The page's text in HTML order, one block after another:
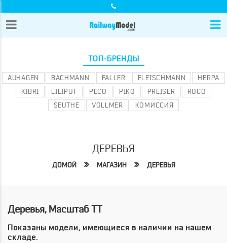
ТОП-БРЕНДЫ
AUHAGEN BACHMANN FALLER FLEISCHMANN
HERPA
KIBRI
LILIPUT PECO PIKO PREISER
ROCO
SEUTHE
VOLLMER КОМИССИЯ
ДЕРЕВЬЯ
ДОМОЙ МАГАЗИН ДЕРЕВЬЯ
Деревья, Масштаб TT
Показаны модели, имеющиеся в наличии на нашем
складе.